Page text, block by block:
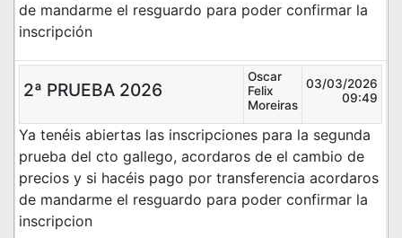
de mandarme el resguardo para poder confirmar la
inscripción
2ª PRUEBA 2026
Oscar
Felix
Moreiras
03/03/2026
09:49
Ya tenéis abiertas las inscripciones para la segunda
prueba del cto gallego, acordaros de el cambio de
precios y si hacéis pago por transferencia acordaros
de mandarme el resguardo para poder confirmar la
inscripcion